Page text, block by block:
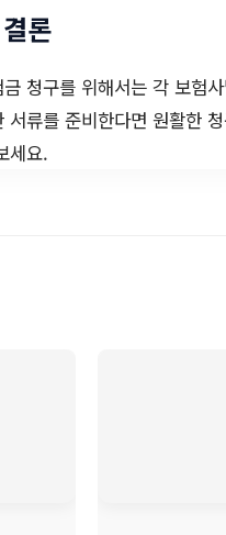
론
청구를 위해서는 각 보험
서류를 준비한다면 원활한
세요.